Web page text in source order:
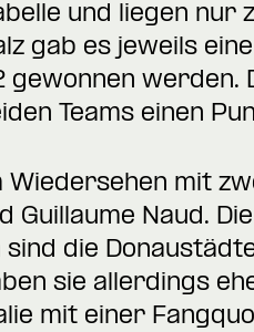
und liegen nur
gab es jeweils
werden.
Teams einen
mit
Guillaume Naud.
sind die
sie allerdings
mit einer